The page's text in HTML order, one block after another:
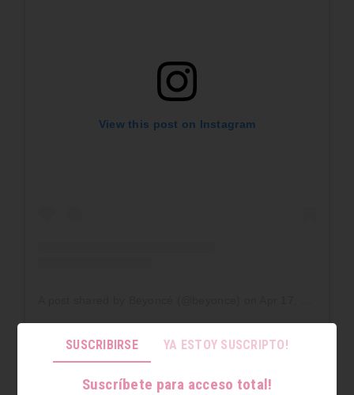
View this post on Instagram
Entre algunas de las otras actuaciones, Luke
SUSCRIBIRSE YA ESTOY SUSCRIPTO!
Suscríbete para acceso total!